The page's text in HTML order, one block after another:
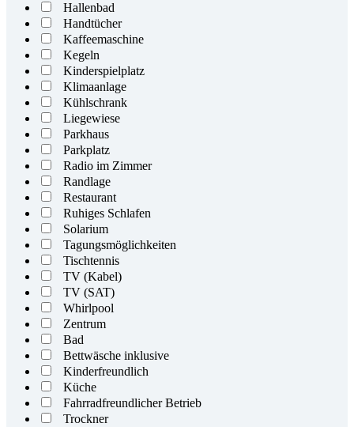
Hallenbad
Handtücher
Kaffeemaschine
Kegeln
Kinderspielplatz
Klimaanlage
Kühlschrank
Liegewiese
Parkhaus
Parkplatz
Radio im Zimmer
Randlage
Restaurant
Ruhiges Schlafen
Solarium
Tagungsmöglichkeiten
Tischtennis
TV (Kabel)
TV (SAT)
Whirlpool
Zentrum
Bad
Bettwäsche inklusive
Kinderfreundlich
Küche
Fahrradfreundlicher Betrieb
Trockner